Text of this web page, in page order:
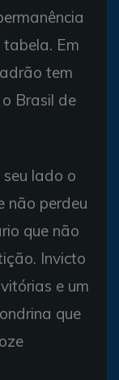
Em
tem
Brasil de
lado o
não perdeu
que não
Invicto
e um
que